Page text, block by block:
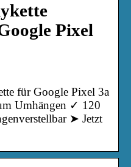
Pixel
für Google Pixel 3a
Umhängen ✓ 120
➤ Jetzt